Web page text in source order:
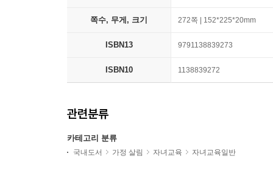
쪽수, 무게, 크기 272쪽 | 152*225*20mm
ISBN13 9791138839273
ISBN10 1138839272
관련분류
카테고리 분류
국내도서 가정 살림 자녀교육 자녀교육일반